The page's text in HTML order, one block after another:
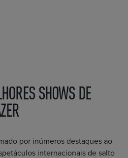
SHOWS DE
por inúmeros destaques ao
internacionais de salto